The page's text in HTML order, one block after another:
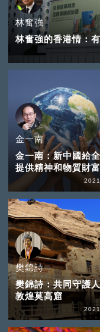
林奮強
林奮強的香港情：
金一南
金一南：新中國給
提供精神和物質財富
樊錦詩
樊錦詩：共同守護
敦煌莫高窟